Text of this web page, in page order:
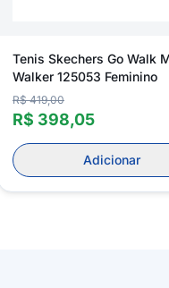
Tenis Skechers Go Walk
Walker 125053 Feminino
R$ 419,00
R$ 398,05
Adicionar